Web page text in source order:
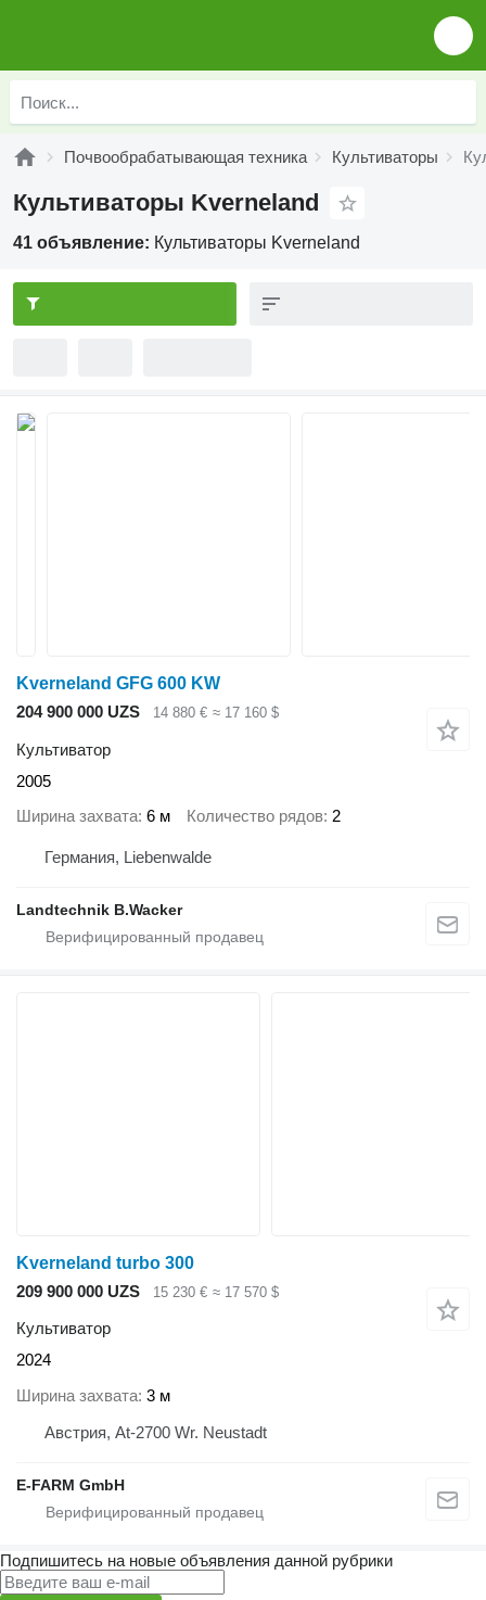
Почвообрабатывающая техника Культиваторы
Культиваторы Kverneland
41 объявление: Культиваторы Kverneland
Kverneland GFG 600 KW
204 900 000 UZS
14 880 € ≈ 17 160 $
Культиватор
2005
Ширина захвата 6 м Количество рядов 2
Германия, Liebenwalde
Landtechnik B.Wacker
Kverneland turbo 300
209 900 000 UZS
15 230 € ≈ 17 570 $
Культиватор
2024
Ширина захвата 3 м
Австрия, At-2700 Wr. Neustadt
E-FARM GmbH
Подпишитесь на новые объявления данной рубрики